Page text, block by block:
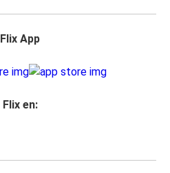
Flix App
Flix en: